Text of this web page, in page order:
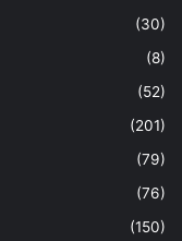
(30)
(8)
(52)
(201)
(79)
(76)
(150)